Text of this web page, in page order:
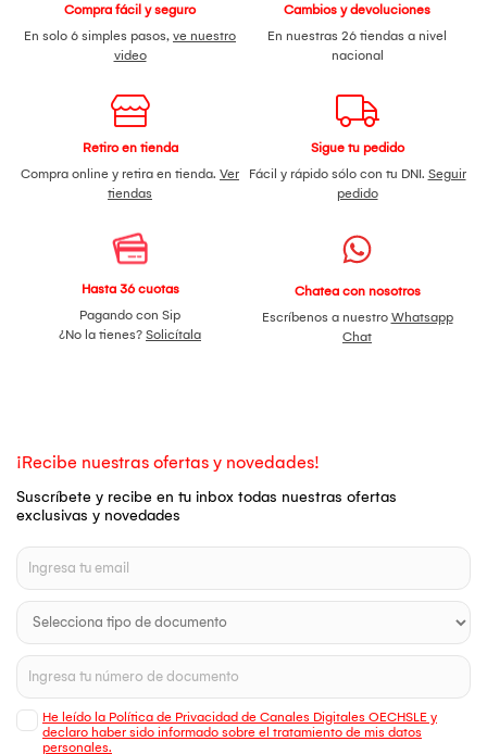
Compra fácil y seguro
En solo 6 simples pasos, ve nuestro
video
Cambios y devoluciones
En nuestras 26 tiendas a nivel
nacional
Retiro en tienda
Compra online y retira en tienda. Ver
tiendas
Sigue tu pedido
Fácil y rápido sólo con tu DNI. Seguir
pedido
Hasta 36 cuotas
Pagando con Sip
¿No la tienes? Solicítala
Chatea con nosotros
Escríbenos a nuestro Whatsapp
Chat
¡Recibe nuestras ofertas y novedades!
Suscríbete y recibe en tu inbox todas nuestras ofertas
exclusivas y novedades
He leído la Política de Privacidad de Canales Digitales OECHSLE y
declaro haber sido informado sobre el tratamiento de mis datos
personales.